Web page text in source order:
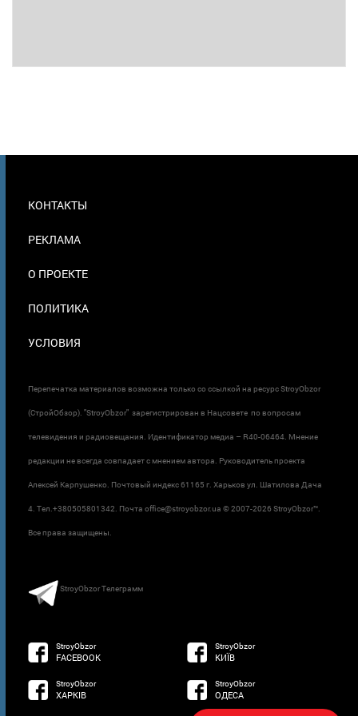
В
КОНТАКТЫ
РЕКЛАМА
О ПРОЕКТЕ
ПОЛИТИКА
УСЛОВИЯ
Перепечатка материалов возможна только со ссылкой на ресурс StroyObzor
(СтройОбзор). "StroyObzor" зарегистрирован в Нацсовете по вопросам
телевидения и радиовещания. Идентификатор медиа – R40-06464. Мнение
редакции не всегда совпадает с мнением автора. Руководитель проекта
Алексей Карпушенко. Почтовый индекс 61165 г. Харьков ул. Шатилова Дача
4. Тел.+380505801342. Почта office@stroyobzor.ua © 2007-2026 StroyObzor™.
Все права защищены.
StroyObzor Телеграмм
StroyObzor
FACEBOOK
StroyObzor
КИЇВ
StroyObzor
ХАРКІВ
StroyObzor
ОДЕСА